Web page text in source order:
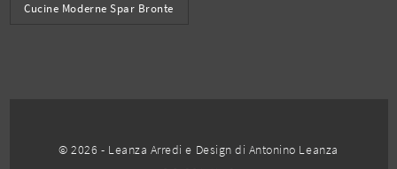
Cucine Moderne Spar Bronte
© 2026 - Leanza Arredi e Design di Antonino Leanza